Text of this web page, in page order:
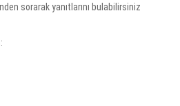
sorarak yanıtlarını bulabilirsiniz